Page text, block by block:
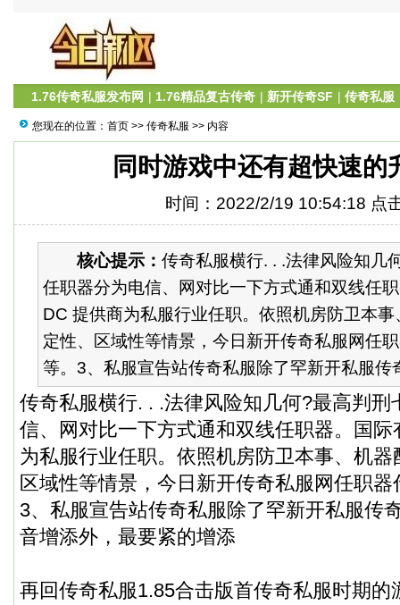
1.76传奇私服发布网 | 1.76精品复古传奇 | 新开传奇SF | 传奇私服
您现在的位置： 首页 >> 传奇私服 >> 内容
同时游戏中还有超快速的
时间：2022/2/19 10:54:18 点
核心提示： 传奇私服横行. . .法律风险知几
任职器分为电信、网对比一下方式通和双线任
DC 提供商为私服行业任职。依照机房防卫本
定性、区域性等情景，今日新开传奇私服网任
等。3、私服宣告站传奇私服除了罕新开私服传
传奇私服横行. . .法律风险知几何?最高判刑
信、网对比一下方式通和双线任职器。国
为私服行业任职。依照机房防卫本事、机
区域性等情景，今日新开传奇私服 网任职
3、私服宣告站传奇私服除了罕新开私服传
音增添外，最要紧的增添
再回传奇私服1.85合击版首传奇私服时期的